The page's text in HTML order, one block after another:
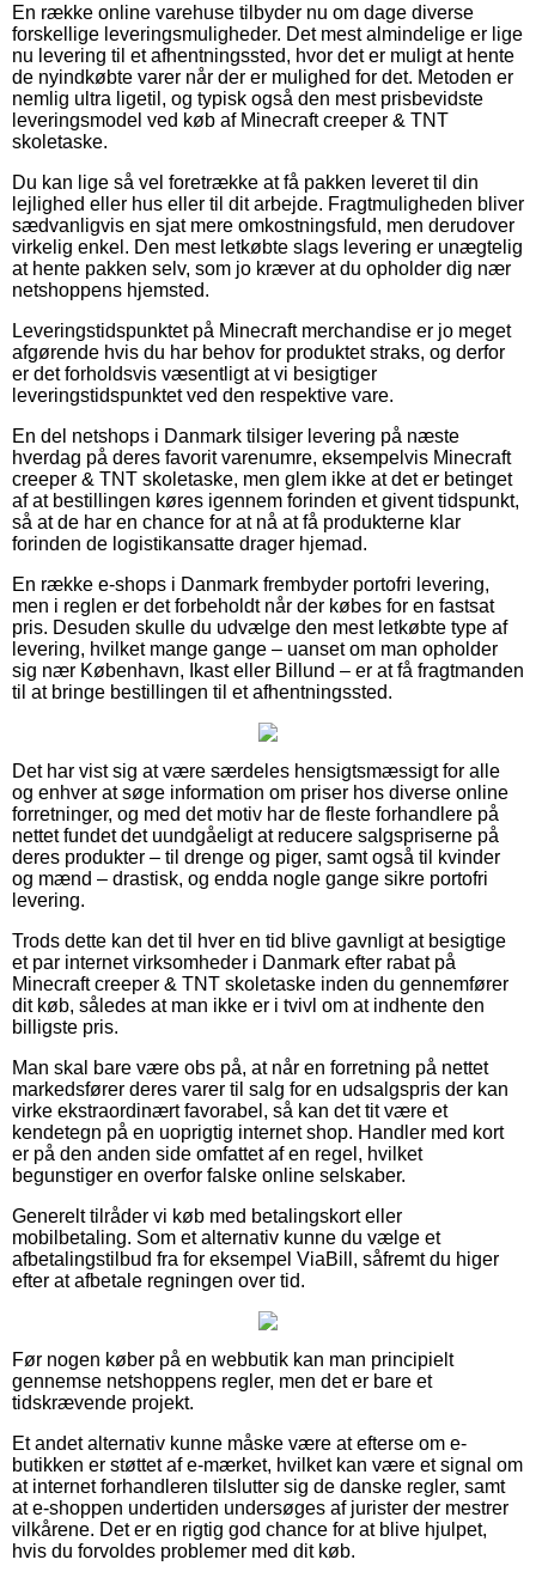
En række online varehuse tilbyder nu om dage diverse
forskellige leveringsmuligheder. Det mest almindelige er lige
nu levering til et afhentningssted, hvor det er muligt at hente
de nyindkøbte varer når der er mulighed for det. Metoden er
nemlig ultra ligetil, og typisk også den mest prisbevidste
leveringsmodel ved køb af Minecraft creeper & TNT
skoletaske.
Du kan lige så vel foretrække at få pakken leveret til din
lejlighed eller hus eller til dit arbejde. Fragtmuligheden bliver
sædvanligvis en sjat mere omkostningsfuld, men derudover
virkelig enkel. Den mest letkøbte slags levering er unægtelig
at hente pakken selv, som jo kræver at du opholder dig nær
netshoppens hjemsted.
Leveringstidspunktet på Minecraft merchandise er jo meget
afgørende hvis du har behov for produktet straks, og derfor
er det forholdsvis væsentligt at vi besigtiger
leveringstidspunktet ved den respektive vare.
En del netshops i Danmark tilsiger levering på næste
hverdag på deres favorit varenumre, eksempelvis Minecraft
creeper & TNT skoletaske, men glem ikke at det er betinget
af at bestillingen køres igennem forinden et givent tidspunkt,
så at de har en chance for at nå at få produkterne klar
forinden de logistikansatte drager hjemad.
En række e-shops i Danmark frembyder portofri levering,
men i reglen er det forbeholdt når der købes for en fastsat
pris. Desuden skulle du udvælge den mest letkøbte type af
levering, hvilket mange gange – uanset om man opholder
sig nær København, Ikast eller Billund – er at få fragtmanden
til at bringe bestillingen til et afhentningssted.
Det har vist sig at være særdeles hensigtsmæssigt for alle
og enhver at søge information om priser hos diverse online
forretninger, og med det motiv har de fleste forhandlere på
nettet fundet det uundgåeligt at reducere salgspriserne på
deres produkter – til drenge og piger, samt også til kvinder
og mænd – drastisk, og endda nogle gange sikre portofri
levering.
Trods dette kan det til hver en tid blive gavnligt at besigtige
et par internet virksomheder i Danmark efter rabat på
Minecraft creeper & TNT skoletaske inden du gennemfører
dit køb, således at man ikke er i tvivl om at indhente den
billigste pris.
Man skal bare være obs på, at når en forretning på nettet
markedsfører deres varer til salg for en udsalgspris der kan
virke ekstraordinært favorabel, så kan det tit være et
kendetegn på en uoprigtig internet shop. Handler med kort
er på den anden side omfattet af en regel, hvilket
begunstiger en overfor falske online selskaber.
Generelt tilråder vi køb med betalingskort eller
mobilbetaling. Som et alternativ kunne du vælge et
afbetalingstilbud fra for eksempel ViaBill, såfremt du higer
efter at afbetale regningen over tid.
Før nogen køber på en webbutik kan man principielt
gennemse netshoppens regler, men det er bare et
tidskrævende projekt.
Et andet alternativ kunne måske være at efterse om e-
butikken er støttet af e-mærket, hvilket kan være et signal om
at internet forhandleren tilslutter sig de danske regler, samt
at e-shoppen undertiden undersøges af jurister der mestrer
vilkårene. Det er en rigtig god chance for at blive hjulpet,
hvis du forvoldes problemer med dit køb.